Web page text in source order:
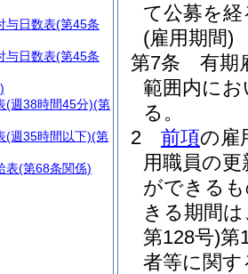
て公募を
(雇用期間)
第7条
有期
範囲内に
る。
2
前項の雇
用職員の
ができる
きる期間
第128号)第
者等に関
日数表(第45条
日数表(第45条
週38時間45分)(第
週35時間以下)(第
(第68条関係)